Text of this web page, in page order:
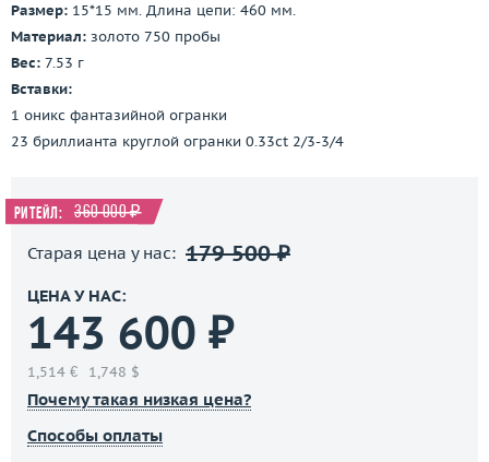
Размер: 15*15 мм. Длина цепи: 460 мм.
Материал: золото 750 пробы
Вес: 7.53 г
Вставки:
1 оникс фантазийной огранки
23 бриллианта круглой огранки 0.33ct 2/3-3/4
Ритейл: 360 000 ₽
Старая цена у нас: 179 500 ₽
ЦЕНА У НАС:
143 600 ₽
1,514 € 1,748 $
Почему такая низкая цена?
Способы оплаты